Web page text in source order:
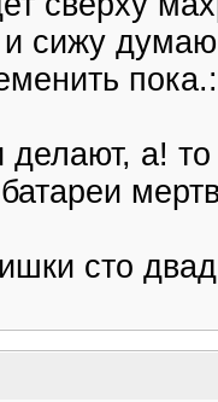
сижу
а!
сто